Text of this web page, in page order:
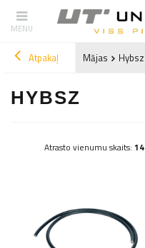
Atpakaļ Mājas Hybsz
HYBSZ
Atrasto vienumu skaits: 14